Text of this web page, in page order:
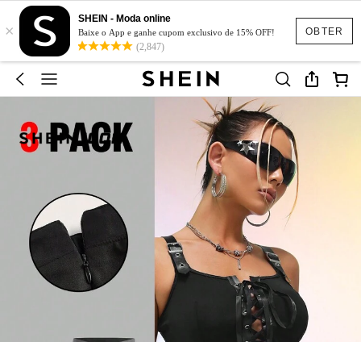
OBTER
×
SHEIN - Moda online
Baixe o App e ganhe cupom exclusivo de 15% OFF!
(2,847)